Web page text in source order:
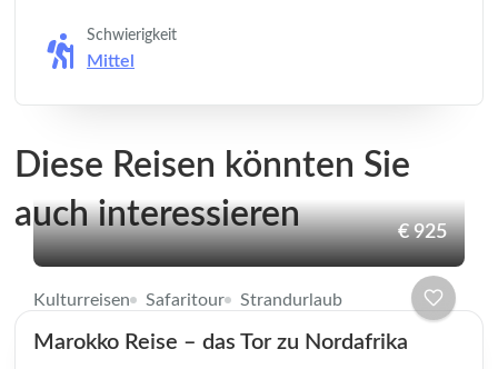
Schwierigkeit
Mittel
Diese Reisen könnten Sie
auch interessieren
€ 925
Kulturreisen Safaritour Strandurlaub
Marokko Reise – das Tor zu Nordafrika